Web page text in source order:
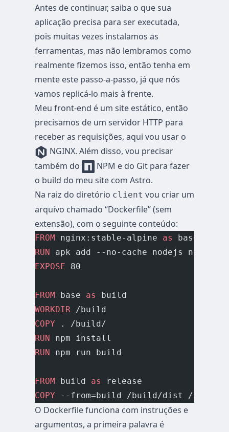
Antes de continuar, saiba o que sua
aplicação precisa para ser executada,
pois muitas vezes instalamos as
ferramentas, mas não lembramos como
realmente fizemos isso, então tenha em
mente este passo-a-passo, já que nós
vamos replicá-lo mais à frente.
Meu front-end é um site estático, então
precisamos de um servidor HTTP para
receber as requisições, aqui vou usar o
NGINX. Além disso, vou precisar
também do
NPM e do Git para fazer
o build do meu site com Astro.
Na raiz do diretório client vou criar um
arquivo chamado “Dockerfile” (sem
extensão), com o seguinte conteúdo:
FROM nginx:stable-alpine as
base
RUN apk add --no-cache nodejs npm git
EXPOSE 80
FROM base as
build
WORKDIR /build
COPY . /build/
RUN npm install
RUN npm run build
FROM build as
release
COPY --from=build /build/dist /usr/
O Dockerfile funciona com instruções e
argumentos, a primeira palavra é